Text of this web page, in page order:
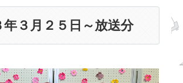
年３月２５日～放送分